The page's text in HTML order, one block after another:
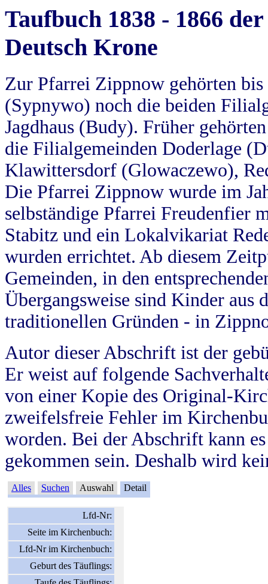
Taufbuch 1838 - 1866
Deutsch Krone
Zur Pfarrei Zippnow gehörten
(Sypnywo) noch die beiden
Jagdhaus (Budy). Früher
die Filialgemeinden Doderlage
Klawittersdorf (Glowaczewo),
Die Pfarrei Zippnow wurde im
selbständige Pfarrei Freudenfier
Stabitz und ein Lokalvikariat
wurden errichtet. Ab diesem
Gemeinden, in den
Übergangsweise sind Kinder aus
traditionellen Gründen - in
Autor dieser Abschrift ist der
Er weist auf folgende
von einer Kopie des Original-
zweifelsfreie Fehler im
worden. Bei der Abschrift kann
gekommen sein. Deshalb wird
Alles Suchen Auswahl Detail
Lfd-Nr:
Seite im Kirchenbuch:
Lfd-Nr im Kirchenbuch:
Geburt des Täuflings: